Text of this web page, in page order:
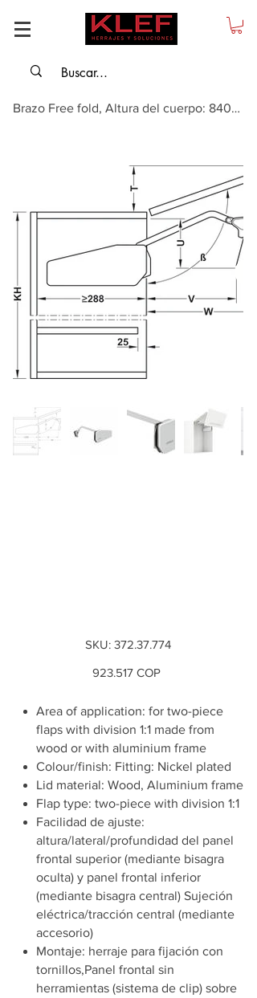
Brazo Free fold, Altura del cuerpo: 840-910 mm, peso de la tapa: 7,3-14,6 kg,...
SKU: SKU
372.37.774
372.37.774
Precio
923.517 COP
Area of application: for two-piece
flaps with division 1:1 made from
wood or with aluminium frame
Colour/finish: Fitting: Nickel plated
Lid material: Wood, Aluminium frame
Flap type: two-piece with division 1:1
Facilidad de ajuste:
altura/lateral/profundidad del panel
frontal superior (mediante bisagra
oculta) y panel frontal inferior
(mediante bisagra central) Sujeción
eléctrica/tracción central (mediante
accesorio)
Montaje: herraje para fijación con
tornillos,Panel frontal sin
herramientas (sistema de clip) sobre